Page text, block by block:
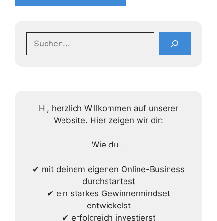
Hi, herzlich Willkommen auf unserer
Website. Hier zeigen wir dir:
Wie du...
✔ mit deinem eigenen Online-Business
durchstartest
✔ ein starkes Gewinnermindset
entwickelst
✔ erfolgreich investierst